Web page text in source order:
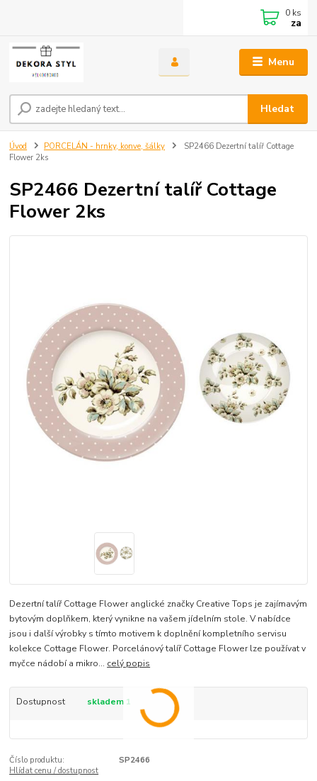
Menu
Hledat
0 ks
za
Úvod PORCELÁN - hrnky, konve, šálky
SP2466 Dezertní talíř Cottage
Flower 2ks
SP2466 Dezertní talíř Cottage
Flower 2ks
Dezertní talíř Cottage Flower anglické značky Creative Tops je zajímavým
bytovým doplňkem, který vynikne na vašem jídelním stole. V nabídce
jsou i další výrobky s tímto motivem k doplnění kompletního servisu
kolekce Cottage Flower. Porcelánový talíř Cottage Flower lze používat v
myčce nádobí a mikro... celý popis
Dostupnost skladem 1
Číslo produktu:
SP2466
Hlídat cenu / dostupnost